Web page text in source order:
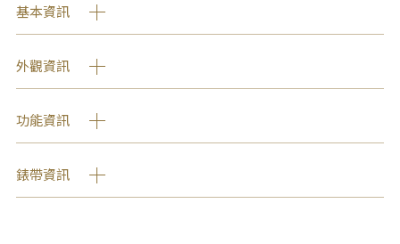
基本資訊
外觀資訊
功能資訊
錶帶資訊